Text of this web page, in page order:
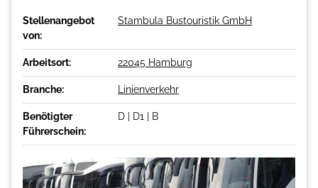
Stellenangebot
von:
Stambula Bustouristik GmbH
Arbeitsort: 22045 Hamburg
Branche: Linienverkehr
Benötigter
Führerschein:
D | D1 | B